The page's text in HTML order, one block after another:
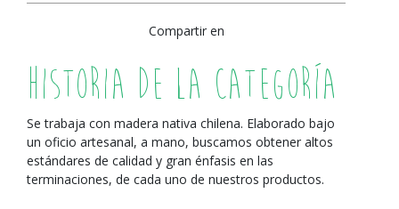
Compartir en
Historia de la Categoría
Se trabaja con madera nativa chilena. Elaborado bajo
un oficio artesanal, a mano, buscamos obtener altos
estándares de calidad y gran énfasis en las
terminaciones, de cada uno de nuestros productos.